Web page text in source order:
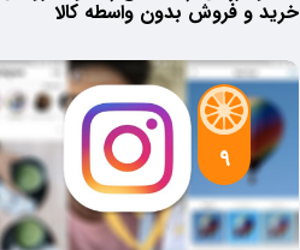
خرید و فروش بدون واسطه کالا
9